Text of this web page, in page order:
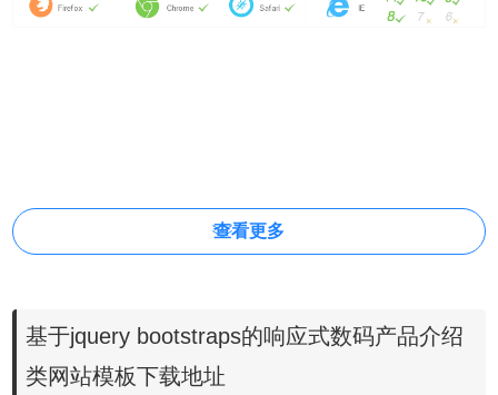
查看更多
基于jquery bootstraps的响应式数码产品介绍
类网站模板下载地址